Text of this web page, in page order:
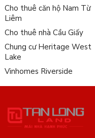
Cho thuê căn hộ Nam Từ
Liêm
Cho thuê nhà Cầu Giấy
Chung cư Heritage West
Lake
Vinhomes Riverside